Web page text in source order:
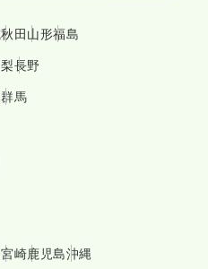
秋田山形福島
長野
群馬
宮崎鹿児島沖縄